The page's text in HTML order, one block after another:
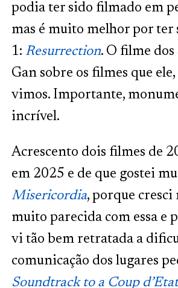
podia ter sido filmado em
mas é muito melhor por ter
1: Resurrection. O filme
Gan sobre os filmes que ele,
vimos. Importante,
incrível.
Acrescento dois filmes de
em 2025 e de que gostei
Misericordia, porque
muito parecida com essa e
vi tão bem retratada a
comunicação dos lugares
Soundtrack to a Coup